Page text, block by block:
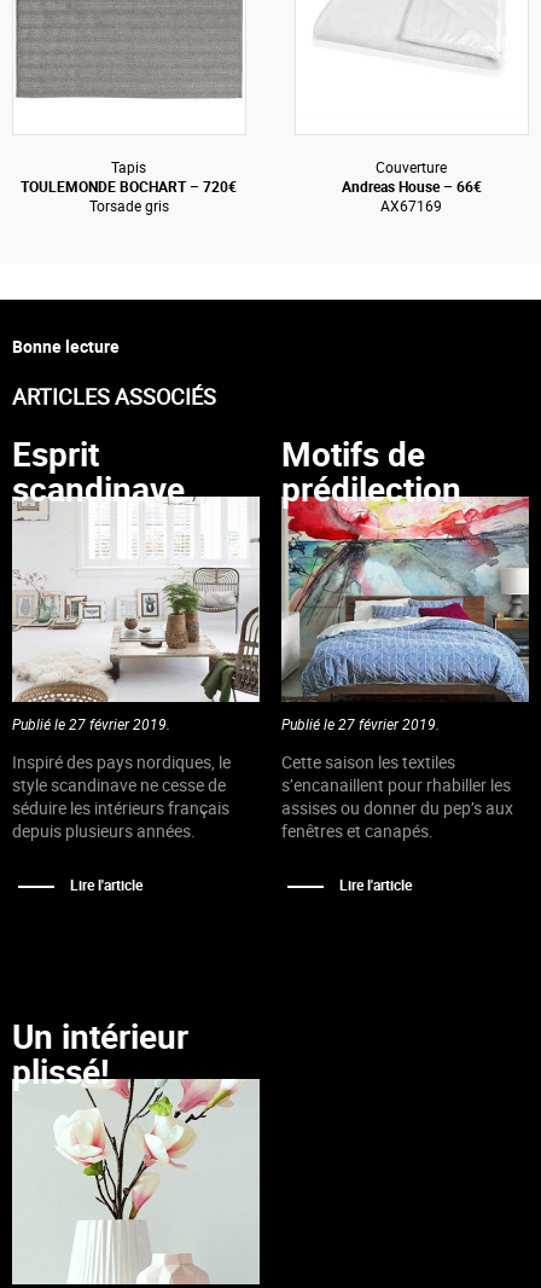
Tapis
TOULEMONDE BOCHART – 720€
Torsade gris
Couverture
Andreas House – 66€
AX67169
Bonne lecture
ARTICLES ASSOCIÉS
Publié le 27 février 2019.
Esprit
scandinave
Inspiré des pays nordiques, le
style scandinave ne cesse de
séduire les intérieurs français
depuis plusieurs années.
Lire l'article
Publié le 27 février 2019.
Motifs de
prédilection
Cette saison les textiles
s’encanaillent pour rhabiller les
assises ou donner du pep’s aux
fenêtres et canapés.
Lire l'article
Un intérieur
plissé!